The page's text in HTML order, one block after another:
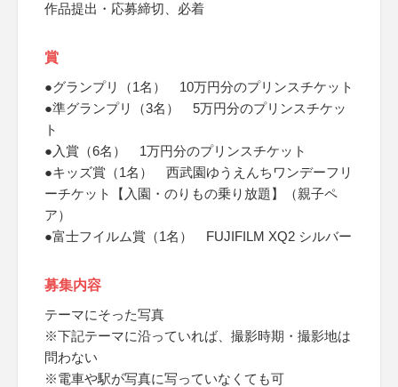
作品提出・応募締切、必着
賞
●グランプリ（1名） 10万円分のプリンスチケット
●準グランプリ（3名） 5万円分のプリンスチケッ
ト
●入賞（6名） 1万円分のプリンスチケット
●キッズ賞（1名） 西武園ゆうえんちワンデーフリ
ーチケット【入園・のりもの乗り放題】（親子ペ
ア）
●富士フイルム賞（1名） FUJIFILM XQ2 シルバー
募集内容
テーマにそった写真
※下記テーマに沿っていれば、撮影時期・撮影地は
問わない
※電車や駅が写真に写っていなくても可